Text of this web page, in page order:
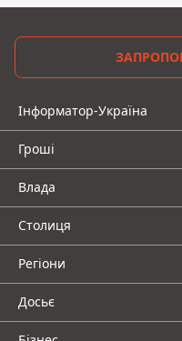
Інформатор-Україна
Гроші
Влада
Столиця
Регіони
Досьє